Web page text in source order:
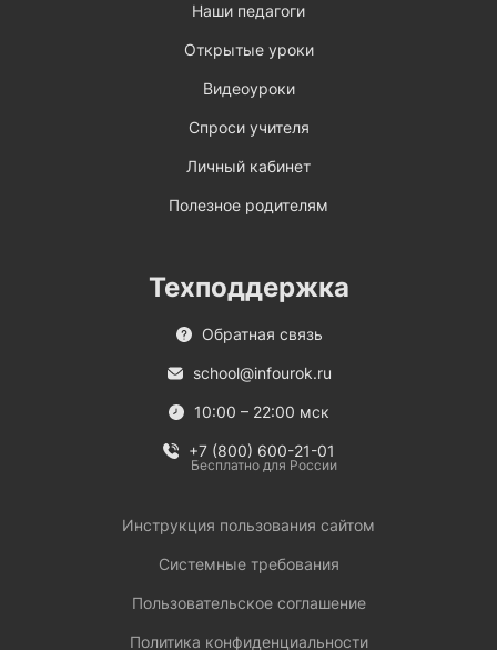
Наши педагоги
Открытые уроки
Видеоуроки
Спроси учителя
Личный кабинет
Полезное родителям
Техподдержка
Обратная связь
school@infourok.ru
10:00 – 22:00 мск
+7 (800) 600-21-01
Бесплатно для России
Инструкция пользования сайтом
Системные требования
Пользовательское соглашение
Политика конфиденциальности